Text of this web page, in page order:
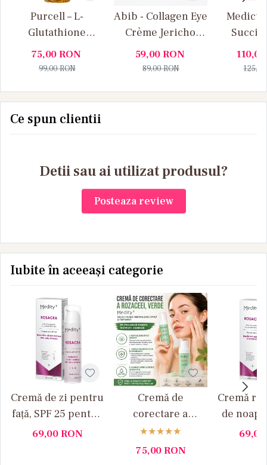
Purcell – L-
Glutathione
Vitamin Boosting
Toner – Toner
Vitamina C,
Niacinamida si
75,00RON
99,00RON
Abib - Collagen Eye
Crème Jericho
Rose Tube - Cremă
de ochi cu colagen
59,00RON
89,00RON
Ce spun clientii
Detii sau ai utilizat produsul?
Posteaza review
Iubite în aceeași categorie
Cremă de zi pentru
față, SPF 25 pentru
pielea cu rozacee
69,00RON
Cremă de
corectare a
rozaceei, verde, 30
ml Medity+
75,00RON
Cremă
de
pielea69,00